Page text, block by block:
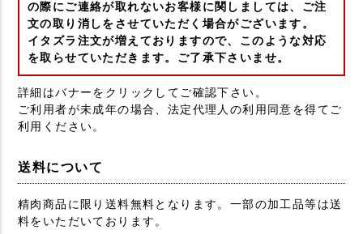
の際にご連絡が取れないお客様に関しましては、ご注
文の取り消しをさせていただく場合がございます。
イタズラ注文が増えておりますので、このような対応
を取らせていただきます。ご了承下さいませ。
詳細はバナーをクリックしてご確認下さい。
ご利用者が未成年の場合、法定代理人の利用同意を得てご
利用ください。
送料について
精肉商品に限り送料無料となります。一部の加工品等は送
料をいただいております。